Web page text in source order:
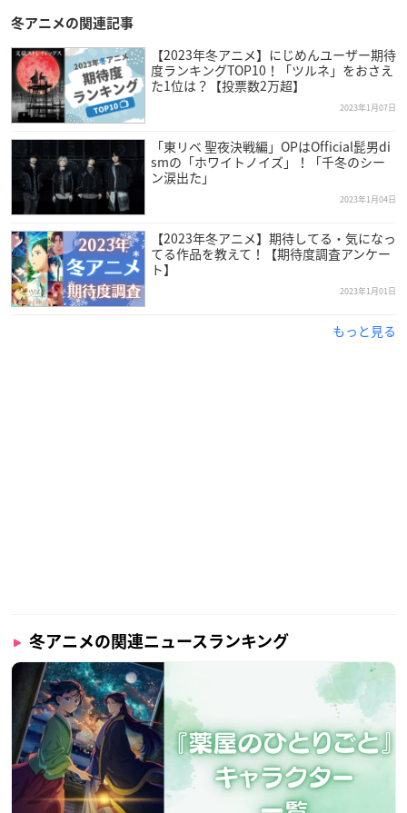
音響監督：小泉紀介
音響制作：dugout
製作・制作：MAPPA
【キャスト】
ムコーダ(向田剛志)：内田雄馬
フェル：日野聡
スイ：木野日菜
ニンリル：内田真礼
※敬称略
冬アニメの関連記事
【2023年冬アニメ】にじめんユーザー期待
度ランキングTOP10！「ツルネ」をおさえ
た1位は？【投票数2万超】
2023年1月07日
「東リベ 聖夜決戦編」OPはOfficial髭男di
smの「ホワイトノイズ」！「千冬のシー
ン涙出た」
2023年1月04日
【2023年冬アニメ】期待してる・気になっ
てる作品を教えて！【期待度調査アンケー
ト】
2023年1月01日
もっと見る
冬アニメの関連ニュースランキング